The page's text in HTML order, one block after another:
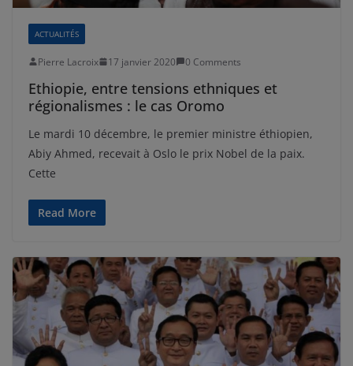
ACTUALITÉS
Pierre Lacroix 17 janvier 2020 0 Comments
Ethiopie, entre tensions ethniques et
régionalismes : le cas Oromo
Le mardi 10 décembre, le premier ministre éthiopien,
Abiy Ahmed, recevait à Oslo le prix Nobel de la paix.
Cette
Read More